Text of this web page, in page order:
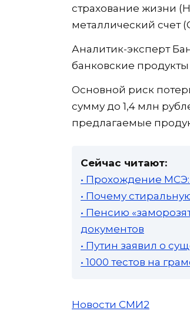
страхование жизни
металлический счет
Аналитик-эксперт
банковские
Основной риск
сумму до 1,4 млн
предлагаемые
Сейчас читают:
• Прохождение МСЭ:
• Почему
• Пенсию
документов
• Путин заявил о
• 1000 тестов на
Новости СМИ2